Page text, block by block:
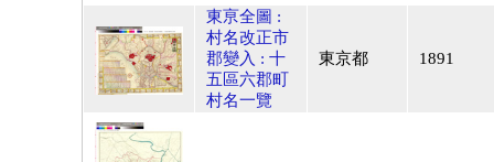
東亰全圖 :
村名改正市
郡變入 : 十
五區六郡町
村名一覽
東京都 1891